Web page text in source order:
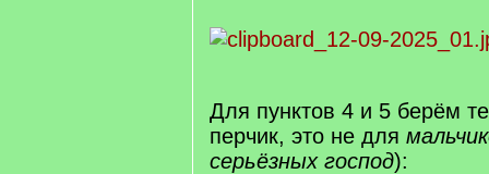
Для пунктов 4 и 5 берём
перчик, это не для
серьёзных господ):